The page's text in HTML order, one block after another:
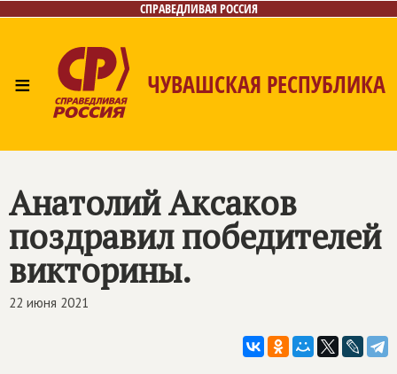
СПРАВЕДЛИВАЯ РОССИЯ
≡ ЧУВАШСКАЯ РЕСПУБЛИКА
Контакты
Анатолий Аксаков
поздравил победителей
викторины.
22 июня 2021